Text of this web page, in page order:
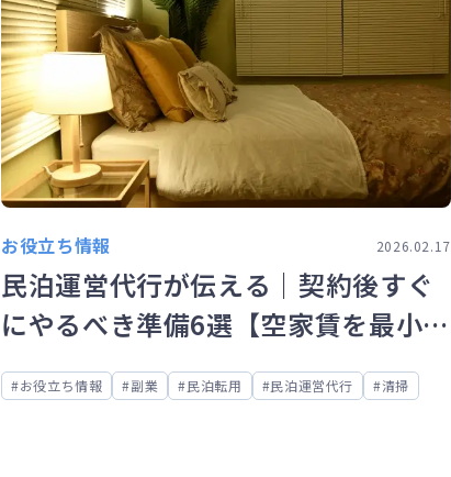
お役立ち情報 2026.02.17
民泊運営代行が伝える｜契約後すぐ
にやるべき準備6選【空家賃を最小化
する方法】
お役立ち情報 副業 民泊転用 民泊運営代行 清掃